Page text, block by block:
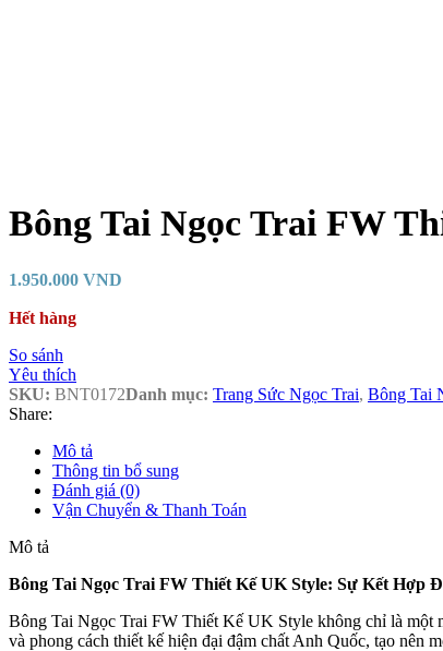
Bông Tai Ngọc Trai FW
1.950.000 VND
Hết hàng
So sánh
Yêu thích
SKU: BNT0172Danh mục: Trang Sức Ngọc Trai, Bông Tai
Share:
Mô tả
Thông tin bổ sung
Đánh giá (0)
Vận Chuyển & Thanh Toán
Mô tả
Bông Tai Ngọc Trai FW Thiết Kế UK Style: Sự Kết Hợp
Bông Tai Ngọc Trai FW Thiết Kế UK Style không chỉ là một
và phong cách thiết kế hiện đại đậm chất Anh Quốc, tạo nên